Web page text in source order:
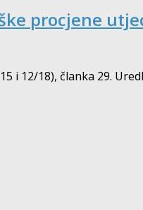
procjene
i 12/18), članka 29.